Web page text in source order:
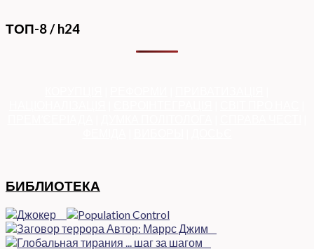
ТОП-8 / h24
БИБЛИОТЕКА